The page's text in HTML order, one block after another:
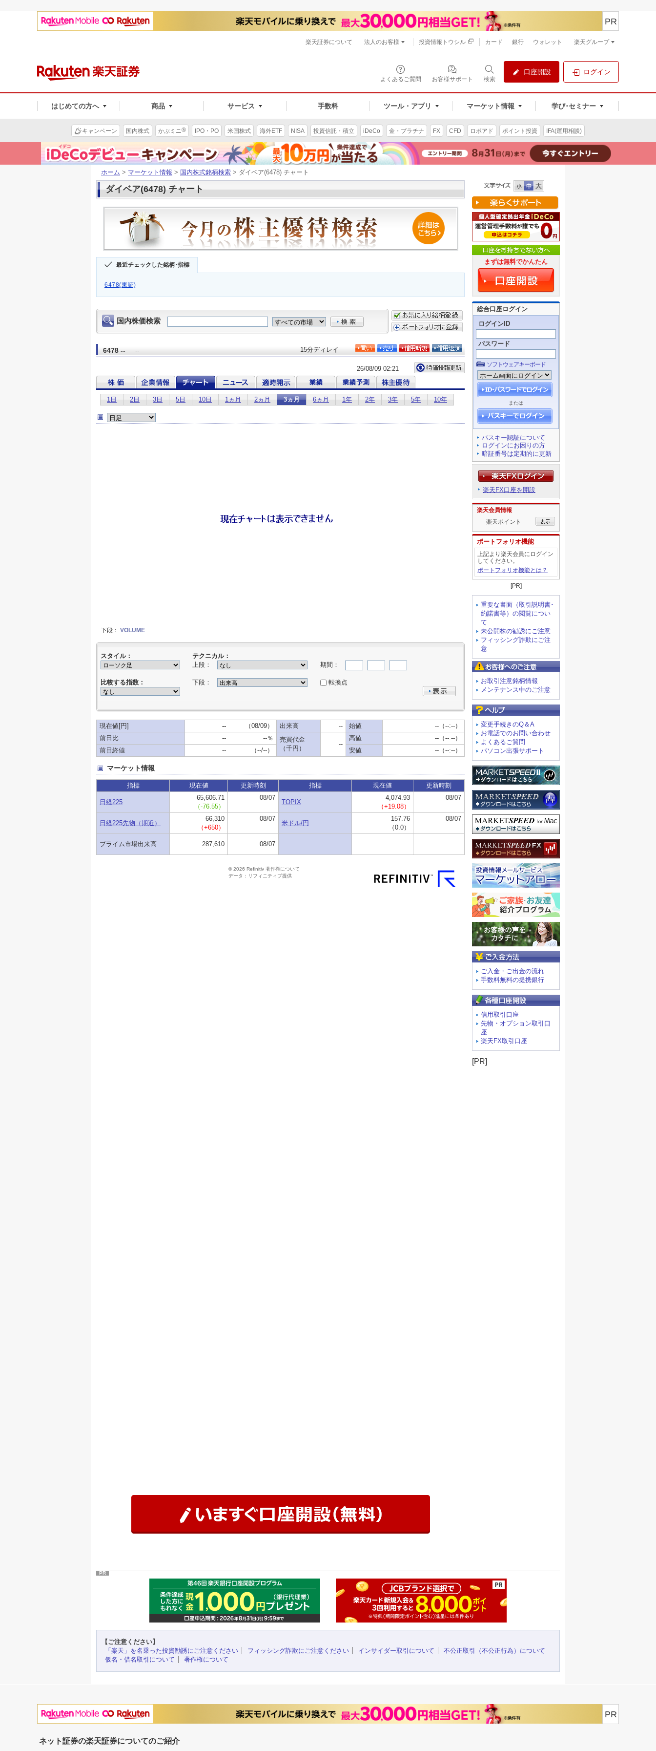
よくあるご質問 お客様サポート 検索
口座開設 ログイン
はじめての方へ 商品 サービス 手数料 ツール・アプリ マーケット情報 学び･セミナー
PR
楽天証券について 法人のお客様 投資情報トウシル カード 銀行 ウォレット 楽天グループ
キャンペーン 国内株式 かぶミニ® IPO・PO 米国株式 海外ETF NISA 投資信託・積立 iDeCo 金・プラチナ FX CFD ロボアド ポイント投資 IFA(運用相談)
ホーム > マーケット情報 > 国内株式銘柄検索 > ダイベア(6478) チャート
ダイベア(6478) チャート
最近チェックした銘柄･指標
6478(東証)
まずは無料でかんたん
総合口座ログイン
ログインID
パスワード
ソフトウェアキーボード
または
パスキー認証について
ログインにお困りの方
暗証番号は定期的に更新
楽天FX口座を開設
楽天会員情報
楽天ポイント
ポートフォリオ機能
上記より楽天会員にログイン
してください。
ポートフォリオ機能とは？
[PR]
重要な書面（取引説明書･
約諾書等）の閲覧につい
て
未公開株の勧誘にご注意
フィッシング詐欺にご注
意
お取引注意銘柄情報
メンテナンス中のご注意
変更手続きのQ＆A
お電話でのお問い合わせ
よくあるご質問
パソコン出張サポート
ご入金・ご出金の流れ
手数料無料の提携銀行
信用取引口座
先物・オプション取引口
座
楽天FX取引口座
[PR]
PR
【ご注意ください】
「楽天」を名乗った投資勧誘にご注意ください
フィッシング詐欺にご注意ください インサイダー取引について
不公正取引（不公正行為）について
仮名・借名取引について
著作権について
PR
ネット証券の楽天証券についてのご紹介